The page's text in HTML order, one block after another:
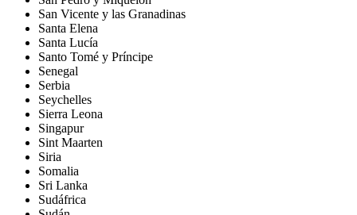
San Vicente y las Granadinas
Santa Elena
Santa Lucía
Santo Tomé y Príncipe
Senegal
Serbia
Seychelles
Sierra Leona
Singapur
Sint Maarten
Siria
Somalia
Sri Lanka
Sudáfrica